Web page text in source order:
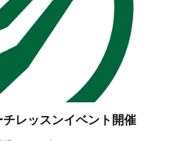
レッスンイベント開催